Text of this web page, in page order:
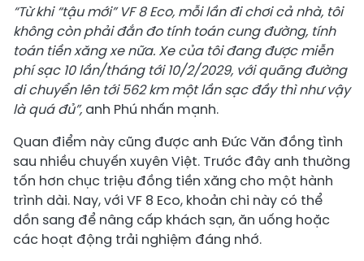
“Từ khi “tậu mới”VF 8 Eco, mỗi lần đi chơi cả nhà, tôi
không còn phải đắn đo tính toán cung đường, tính
toán tiền xăng xe nữa. Xe của tôi đang được miễn
phí sạc 10 lần/thángtới10/2/2029, với quãng đường
di chuyển lên tới 562 km một lần sạc đầy thì như vậy
là quá đủ”, anh Phú nhấn mạnh.
Quan điểm này cũng được anh Đức Văn đồng tình
sau nhiều chuyến xuyên Việt. Trước đây anh thường
tốn hơn chục triệu đồng tiền xăng cho một hành
trình dài. Nay, với VF 8 Eco, khoản chi này có thể
dồn sang để nâng cấp khách sạn, ăn uống hoặc
các hoạt động trải nghiệm đáng nhớ.